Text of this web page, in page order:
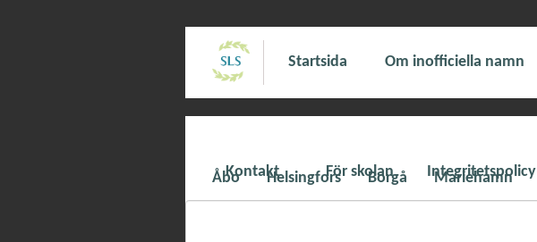
Startsida Om inofficiella namn
Åbo Helsingfors Borgå Mariehamn
Kontakt För skolan Integritetspolicy